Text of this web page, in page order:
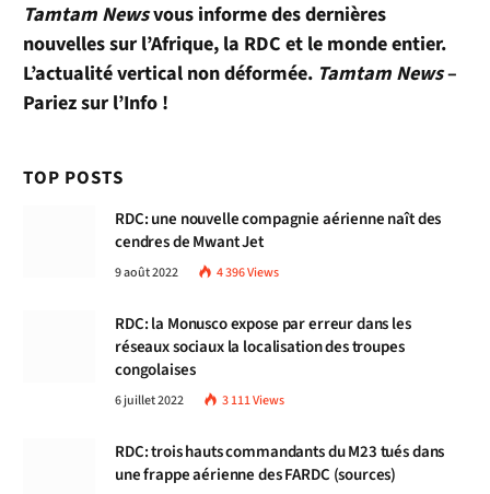
Tamtam Newsvous informe des dernières
nouvelles sur l’Afrique, la RDC et le monde entier.
L’actualité vertical non déformée. Tamtam News–
Pariez sur l’Info !
TOP POSTS
RDC: une nouvelle compagnie aérienne naît des
cendres de Mwant Jet
9 août 2022 4 396Views
RDC: la Monusco expose par erreur dans les
réseaux sociaux la localisation des troupes
congolaises
6 juillet 2022 3 111Views
RDC: trois hauts commandants du M23 tués dans
une frappe aérienne des FARDC (sources)